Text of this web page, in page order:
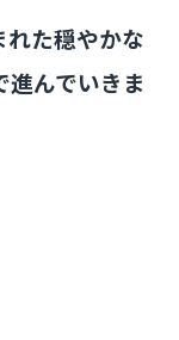
た穏やかな
んでいきま